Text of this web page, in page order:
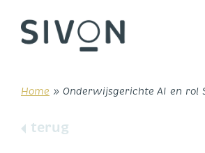
content
Home » Onderwijsgerichte AI en rol
terug